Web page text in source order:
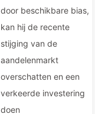
door beschikbare bias,
kan hij de recente
stijging van de
aandelenmarkt
overschatten en een
verkeerde investering
doen